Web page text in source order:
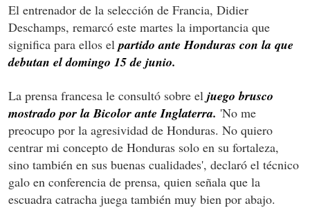
El entrenador de la selección de Francia, Didier
Deschamps, remarcó este martes la importancia que
significa para ellos el partido ante Honduras con la que
debutan el domingo 15 de junio.
La prensa francesa le consultó sobre el juego brusco
mostrado por la Bicolor ante Inglaterra. 'No me
preocupo por la agresividad de Honduras. No quiero
centrar mi concepto de Honduras solo en su fortaleza,
sino también en sus buenas cualidades', declaró el técnico
galo en conferencia de prensa, quien señala que la
escuadra catracha juega también muy bien por abajo.